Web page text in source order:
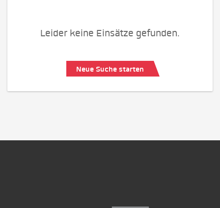
Leider keine Einsätze gefunden.
Neue Suche starten